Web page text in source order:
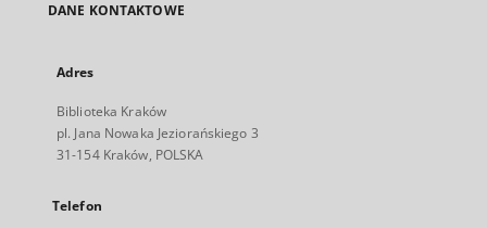
DANE KONTAKTOWE
Adres
Biblioteka Kraków
pl. Jana Nowaka Jeziorańskiego 3
31-154 Kraków, POLSKA
Telefon